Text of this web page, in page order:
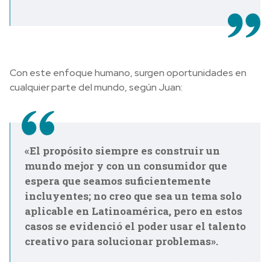
Con este enfoque humano, surgen oportunidades en
cualquier parte del mundo, según Juan:
«El propósito siempre es construir un
mundo mejor y con un consumidor que
espera que seamos suficientemente
incluyentes; no creo que sea un tema solo
aplicable en Latinoamérica, pero en estos
casos se evidenció el poder usar el talento
creativo para solucionar problemas».